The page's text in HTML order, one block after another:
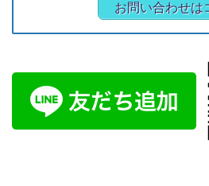
お問い合わせは